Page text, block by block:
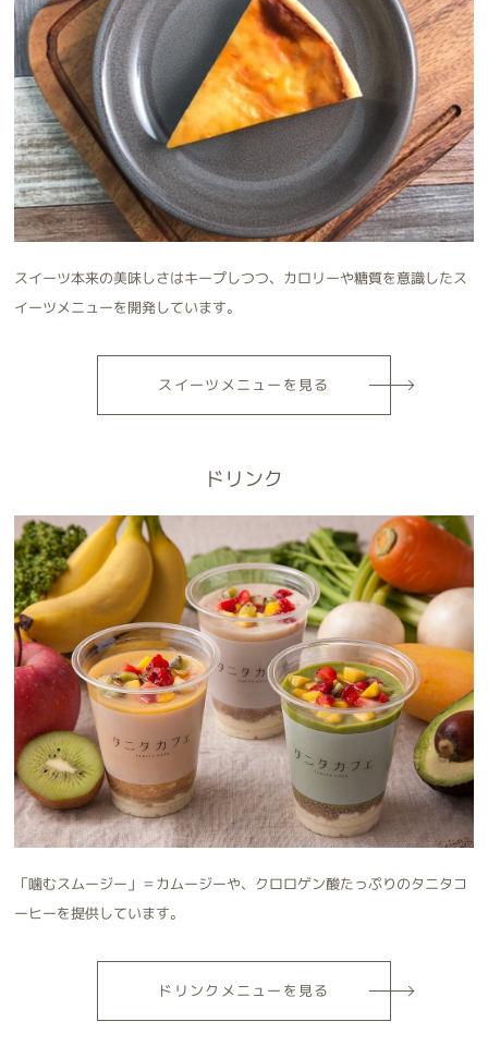
スイーツ本来の美味しさはキープしつつ、カロリーや糖質を意識したス
イーツメニューを開発しています。
スイーツ メニューを見る
ドリンク
「噛むスムージー」＝カムージーや、クロロゲン酸たっぷりのタニタコ
ーヒーを提供しています。
ドリンク メニューを見る